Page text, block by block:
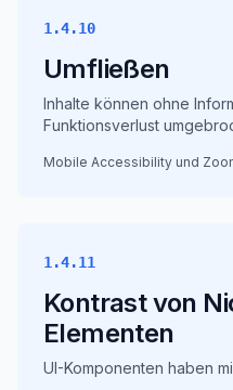
1.4.10
Umfließen
Inhalte können ohne
Funktionsverlust
Mobile Accessibility und
1.4.11
Kontrast von
Elementen
UI-Komponenten haben